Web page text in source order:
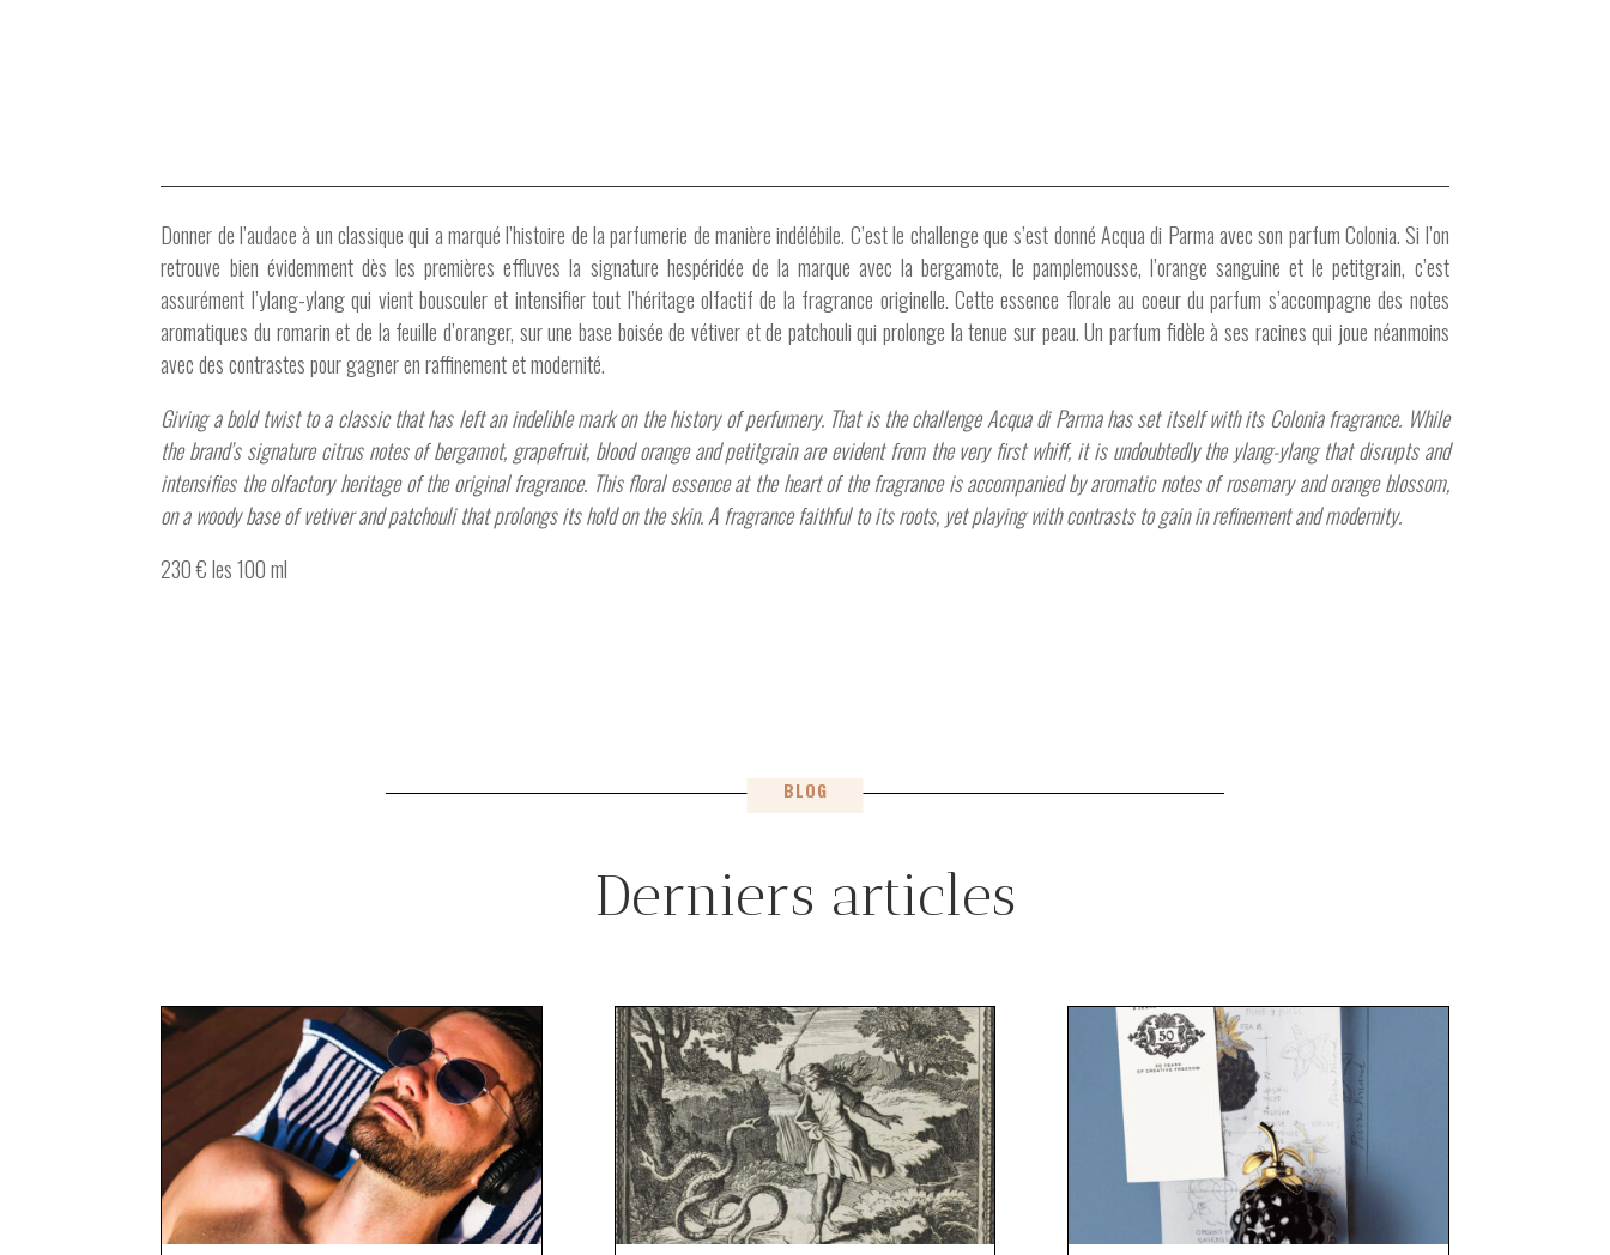
Donner de l’audace à un classique qui a marqué l’histoire de la parfumerie de manière indélébile. C’est le challenge que s’est donné Acqua di Parma avec son parfum Colonia. Si l’on
retrouve bien évidemment dès les premières effluves la signature hespéridée de la marque avec la bergamote, le pamplemousse, l’orange sanguine et le petitgrain, c’est
assurément l’ylang-ylang qui vient bousculer et intensifier tout l’héritage olfactif de la fragrance originelle. Cette essence florale au coeur du parfum s’accompagne des notes
aromatiques du romarin et de la feuille d’oranger, sur une base boisée de vétiver et de patchouli qui prolonge la tenue sur peau. Un parfum fidèle à ses racines qui joue néanmoins
avec des contrastes pour gagner en raffinement et modernité.
Giving a bold twist to a classic that has left an indelible mark on the history of perfumery. That is the challenge Acqua di Parma has set itself with its Colonia fragrance. While
the brand’s signature citrus notes of bergamot, grapefruit, blood orange and petitgrain are evident from the very first whiff, it is undoubtedly the ylang-ylang that disrupts and
intensifies the olfactory heritage of the original fragrance. This floral essence at the heart of the fragrance is accompanied by aromatic notes of rosemary and orange blossom,
on a woody base of vetiver and patchouli that prolongs its hold on the skin. A fragrance faithful to its roots, yet playing with contrasts to gain in refinement and modernity.
230 € les 100 ml
BLOG
Derniers articles